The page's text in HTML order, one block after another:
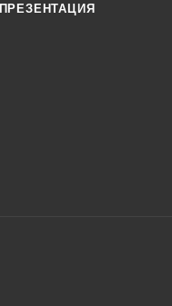
ПРЕЗЕНТАЦИЯ